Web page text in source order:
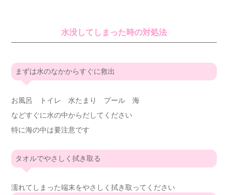
水没してしまった時の対処法
まずは水のなかからすぐに救出
お風呂 トイレ 水たまり プール 海
などすぐに水の中からだしてください
特に海の中は要注意です
タオルでやさしく拭き取る
濡れてしまった端末をやさしく拭き取ってください